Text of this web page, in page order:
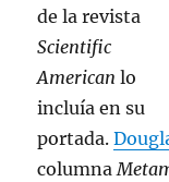
de la revista
Scientific
American lo
incluía en su
portada.
columna